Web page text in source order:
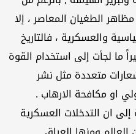
الطغيان المعاصر ، إلا
والعسكرية ، فالتاريخ
ما لجأت إلى استخدام القوة
متعددة مثل نشر
او مكافحة الارهاب .
ان التدخلات العسكرية